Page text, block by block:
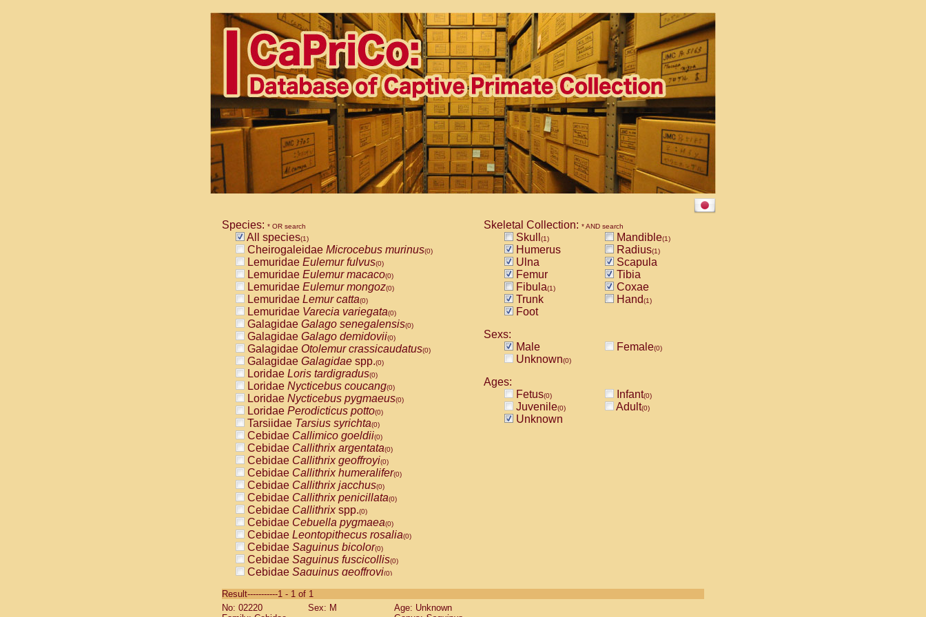
Species: * OR search
All species(1)
Cheirogaleidae Microcebus murinus(0)
Lemuridae Eulemur fulvus(0)
Lemuridae Eulemur macaco(0)
Lemuridae Eulemur mongoz(0)
Lemuridae Lemur catta(0)
Lemuridae Varecia variegata(0)
Galagidae Galago senegalensis(0)
Galagidae Galago demidovii(0)
Galagidae Otolemur crassicaudatus(0)
Galagidae Galagidae spp.(0)
Loridae Loris tardigradus(0)
Loridae Nycticebus coucang(0)
Loridae Nycticebus pygmaeus(0)
Loridae Perodicticus potto(0)
Tarsiidae Tarsius syrichta(0)
Cebidae Callimico goeldii(0)
Cebidae Callithrix argentata(0)
Cebidae Callithrix geoffroyi(0)
Cebidae Callithrix humeralifer(0)
Cebidae Callithrix jacchus(0)
Cebidae Callithrix penicillata(0)
Cebidae Callithrixspp.(0)
Cebidae Cebuella pygmaea(0)
Cebidae Leontopithecus rosalia(0)
Cebidae Saguinus bicolor(0)
Cebidae Saguinus fuscicollis(0)
Cebidae Saguinus geoffroyi(0)
CebidaeSaguinus labiatus(0)
Cebidae Saguinus leucopus (0)
Skeletal Collection: * AND search
Skull (1) Mandible(1)
Humerus Radius(1)
Ulna
Scapula
Femur
Tibia
Fibula(1)
Coxae
Trunk
Hand(1)
Foot
Sexs:
Male
Female(0)
Unknown(0)
Ages:
Fetus(0) Infant(0)
Juvenile(0) Adult(0)
Unknown
Result-----------1 - 1 of 1
No: 02220
Sex: M
Age: Unknown